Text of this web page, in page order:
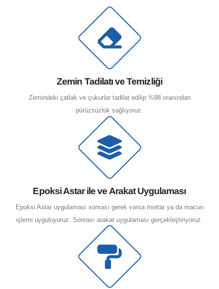
Zemin Tadilatı ve Temizliği
Zemindeki çatlak ve çukurlar tadilat edilip %98 oranından
pürüzsüzlük sağlıyoruz.
Epoksi Astar ile ve Arakat Uygulaması
Epoksi Astar uygulaması sonrası gerek varsa mortar ya da macun
işlemi uyguluyoruz. Sonrası arakat uygulaması gerçekleştiriyoruz.